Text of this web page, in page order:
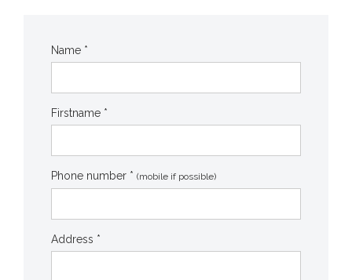
Name *
Firstname *
Phone number * (mobile if possible)
Address *